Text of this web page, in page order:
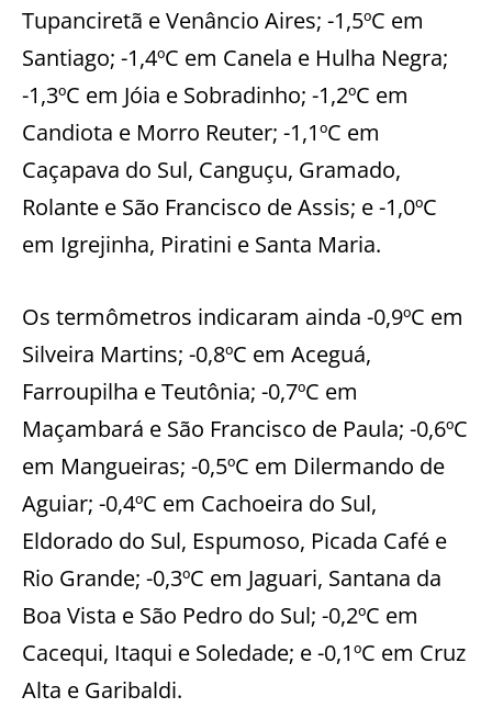
Tupanciretã e Venâncio Aires; -1,5ºC em
Santiago; -1,4ºC em Canela e Hulha Negra;
-1,3ºC em Jóia e Sobradinho; -1,2ºC em
Candiota e Morro Reuter; -1,1ºC em
Caçapava do Sul, Canguçu, Gramado,
Rolante e São Francisco de Assis; e -1,0ºC
em Igrejinha, Piratini e Santa Maria.
Os termômetros indicaram ainda -0,9ºC em
Silveira Martins; -0,8ºC em Aceguá,
Farroupilha e Teutônia; -0,7ºC em
Maçambará e São Francisco de Paula; -0,6ºC
em Mangueiras; -0,5ºC em Dilermando de
Aguiar; -0,4ºC em Cachoeira do Sul,
Eldorado do Sul, Espumoso, Picada Café e
Rio Grande; -0,3ºC em Jaguari, Santana da
Boa Vista e São Pedro do Sul; -0,2ºC em
Cacequi, Itaqui e Soledade; e -0,1ºC em Cruz
Alta e Garibaldi.